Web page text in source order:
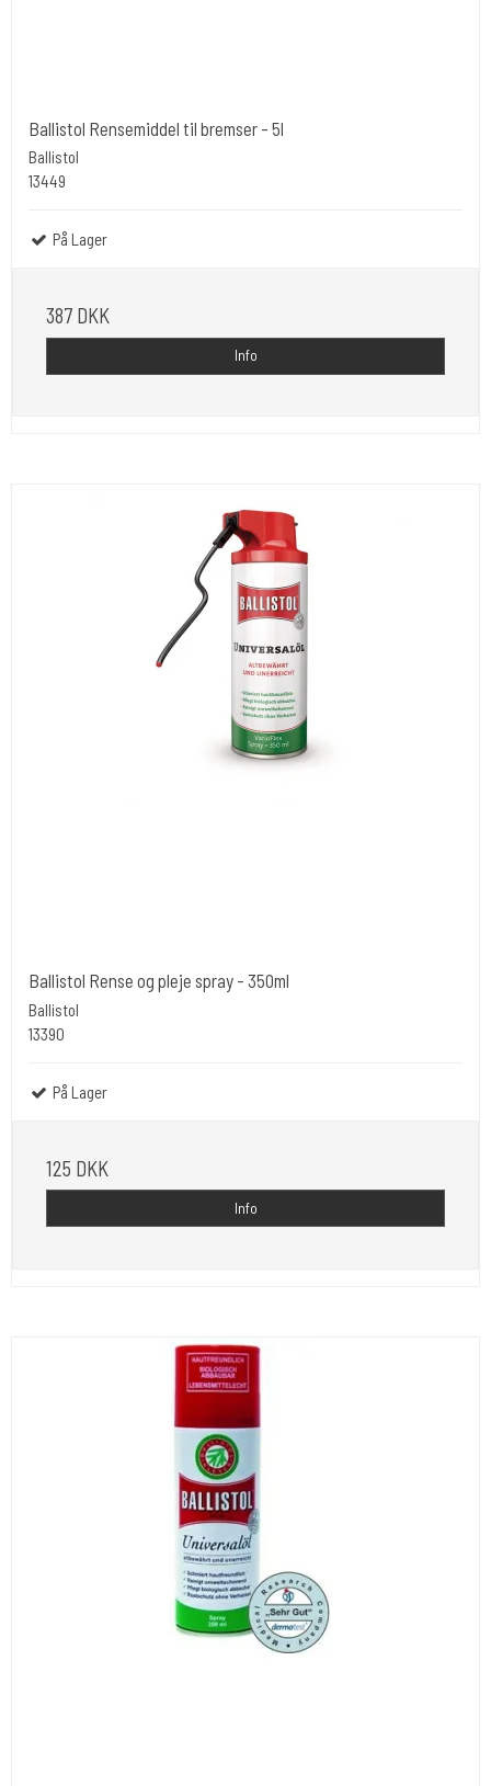
Ballistol Rensemiddel til bremser - 5l
Ballistol
13449
På Lager
387 DKK
Info
Ballistol Rense og pleje spray - 350ml
Ballistol
13390
På Lager
125 DKK
Info